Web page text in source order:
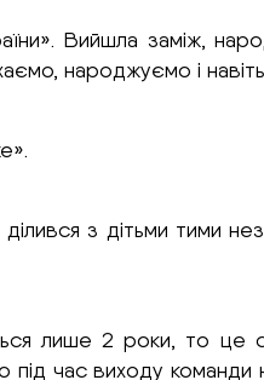
Вийшла заміж,
народжуємо і
з дітьми тими
лише 2 роки, то це
час виходу команди